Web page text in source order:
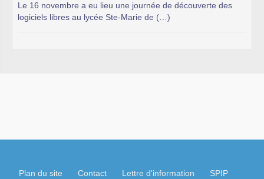
Le 16 novembre a eu lieu une journée de découverte des
logiciels libres au lycée Ste-Marie de (…)
Plan du site Contact Lettre d'information SPIP